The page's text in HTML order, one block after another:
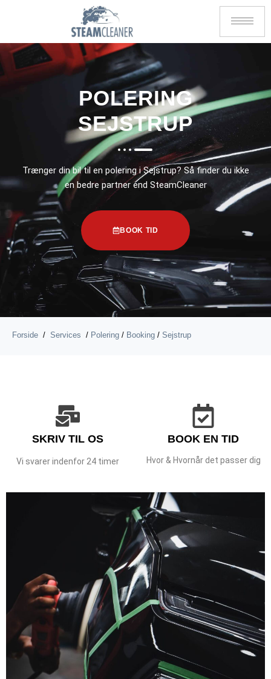
POLERING
SEJSTRUP
Trænger din bil til en polering i Sejstrup? Så finder du ikke
en bedre partner end SteamCleaner
BOOK TID
Forside / Services / Polering / Booking / Sejstrup
SKRIV TIL OS
Vi svarer indenfor 24 timer
BOOK EN TID
Hvor & Hvornår det passer dig